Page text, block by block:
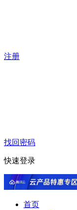
注册
找回密码
快速登录
首页